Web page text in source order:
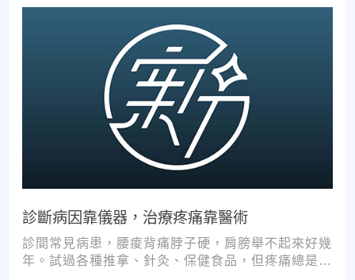
診斷病因靠儀器，治療疼痛靠醫術
診間常見病患，腰痠背痛脖子硬，肩膀舉不起來好幾
年。試過各種推拿、針灸、保健食品，但疼痛總是時